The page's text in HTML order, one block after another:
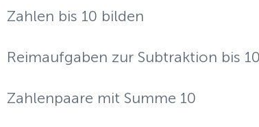
Zahlen bis 10 bilden
Reimaufgaben zur Subtraktion bis 10
Zahlenpaare mit Summe 10